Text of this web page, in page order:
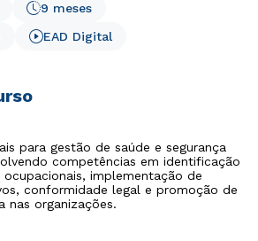
9 meses
EAD Digital
para gestão de saúde e segurança
competências em identificação
implementação de
conformidade legal e promoção de
nas organizações.